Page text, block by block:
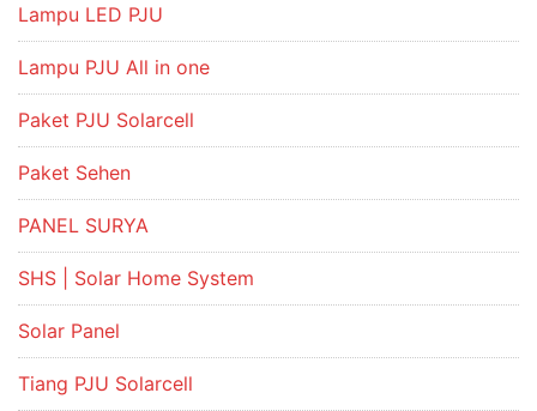
Lampu LED PJU
Lampu PJU All in one
Paket PJU Solarcell
Paket Sehen
PANEL SURYA
SHS | Solar Home System
Solar Panel
Tiang PJU Solarcell